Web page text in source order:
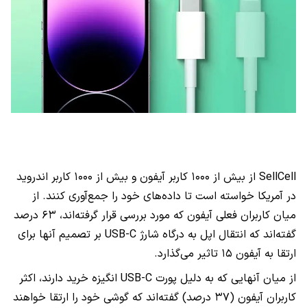
SellCell از بیش از ۱۰۰۰ کاربر آیفون و بیش از ۱۰۰۰ کاربر اندروید
در آمریکا خواسته است تا داده‌های خود را جمع‌آوری کنند. از
میان کاربران فعلی آیفون که مورد بررسی قرار گرفته‌اند، ۶۳ درصد
گفته‌اند که انتقال اپل به درگاه شارژ USB-C بر تصمیم آنها برای
ارتقا به آیفون ۱۵ تاثیر می‌گذارد.
از میان آنهایی که به دلیل پورت USB-C انگیزه خرید دارند، اکثر
کاربران آیفون (۳۷ درصد) گفته‌اند که گوشی خود را ارتقا خواهند